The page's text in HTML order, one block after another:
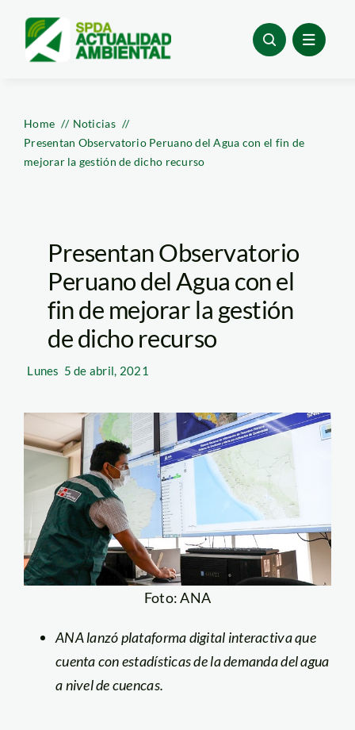
content
Home
Noticias
Presentan Observatorio Peruano del Agua con el fin de
mejorar la gestión de dicho recurso
Presentan Observatorio
Peruano del Agua con el
fin de mejorar la gestión
de dicho recurso
Lunes 5 de abril, 2021
Foto: ANA
ANA lanzó plataforma digital interactiva que
cuenta con estadísticas de la demanda del agua
a nivel de cuencas.